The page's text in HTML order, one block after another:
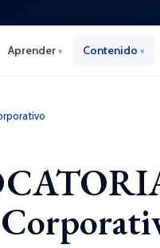
Aprender ▾ Contenido ▾